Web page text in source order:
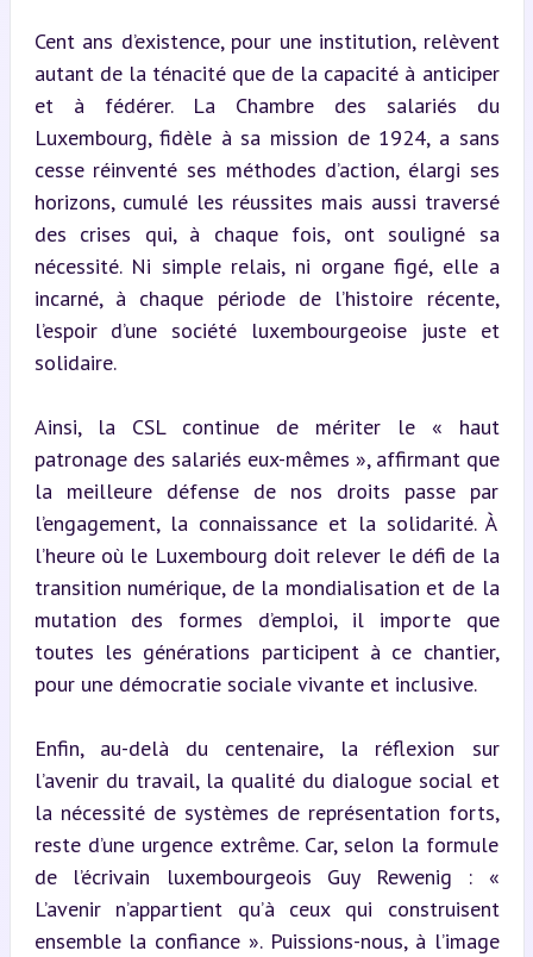
Cent ans d’existence, pour une institution, relèvent
autant de la ténacité que de la capacité à anticiper
et à fédérer. La Chambre des salariés du
Luxembourg, fidèle à sa mission de 1924, a sans
cesse réinventé ses méthodes d’action, élargi ses
horizons, cumulé les réussites mais aussi traversé
des crises qui, à chaque fois, ont souligné sa
nécessité. Ni simple relais, ni organe figé, elle a
incarné, à chaque période de l’histoire récente,
l’espoir d’une société luxembourgeoise juste et
solidaire.
Ainsi, la CSL continue de mériter le « haut
patronage des salariés eux-mêmes », affirmant que
la meilleure défense de nos droits passe par
l’engagement, la connaissance et la solidarité. À
l’heure où le Luxembourg doit relever le défi de la
transition numérique, de la mondialisation et de la
mutation des formes d’emploi, il importe que
toutes les générations participent à ce chantier,
pour une démocratie sociale vivante et inclusive.
Enfin, au-delà du centenaire, la réflexion sur
l’avenir du travail, la qualité du dialogue social et
la nécessité de systèmes de représentation forts,
reste d’une urgence extrême. Car, selon la formule
de l’écrivain luxembourgeois Guy Rewenig : «
L’avenir n’appartient qu’à ceux qui construisent
ensemble la confiance ». Puissions-nous, à l’image